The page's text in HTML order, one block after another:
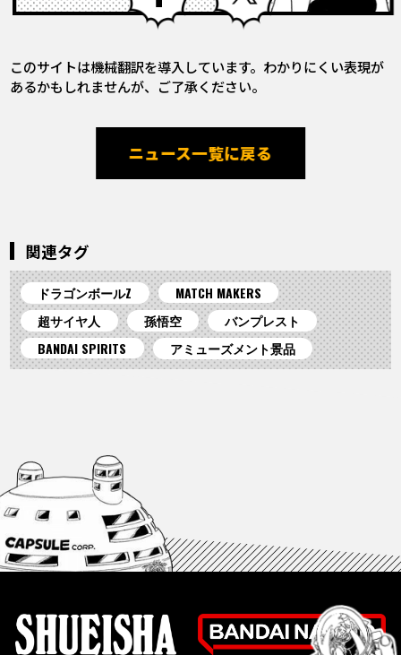
このサイトは機械翻訳を導入しています。わかりにくい表現が
あるかもしれませんが、ご了承ください。
ニュース一覧に戻る
関連タグ
ドラゴンボールZ
MATCH MAKERS
超サイヤ人
孫悟空
バンプレスト
BANDAI SPIRITS
アミューズメント景品